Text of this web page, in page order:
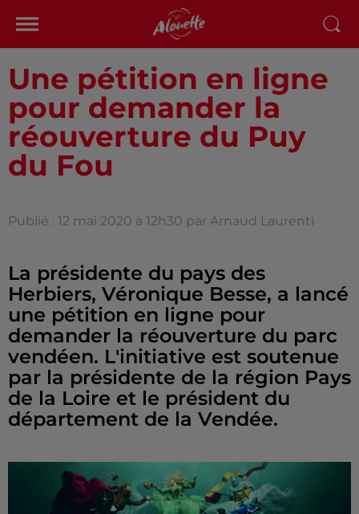
Une pétition en ligne
pour demander la
réouverture du Puy
du Fou
Publié : 12 mai 2020 à 12h30 par Arnaud Laurenti
La présidente du pays des
Herbiers, Véronique Besse, a lancé
une pétition en ligne pour
demander la réouverture du parc
vendéen. L'initiative est soutenue
par la présidente de la région Pays
de la Loire et le président du
département de la Vendée.